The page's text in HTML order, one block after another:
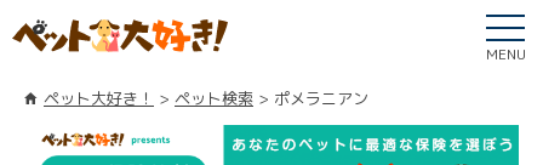
MENU
ペット大好き！ ペット検索 ポメラニアン